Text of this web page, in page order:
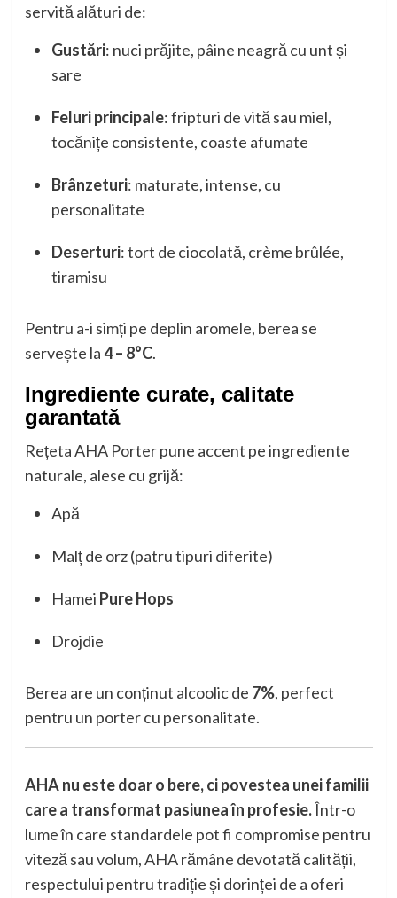
servită alături de:
Gustări: nuci prăjite, pâine neagră cu unt și
sare
Feluri principale: fripturi de vită sau miel,
tocănițe consistente, coaste afumate
Brânzeturi: maturate, intense, cu
personalitate
Deserturi: tort de ciocolată, crème brûlée,
tiramisu
Pentru a-i simți pe deplin aromele, berea se
servește la4 – 8°C.
Ingrediente curate, calitate
garantată
Rețeta AHA Porter pune accent pe ingrediente
naturale, alese cu grijă:
Apă
Malț de orz (patru tipuri diferite)
Hamei Pure Hops
Drojdie
Berea are un conținut alcoolic de 7%, perfect
pentru un porter cu personalitate.
AHA nu este doar o bere, ci povestea unei familii
care a transformat pasiunea în profesie.Într-o
lume în care standardele pot fi compromise pentru
viteză sau volum, AHA rămâne devotată calității,
respectului pentru tradiție și dorinței de a oferi